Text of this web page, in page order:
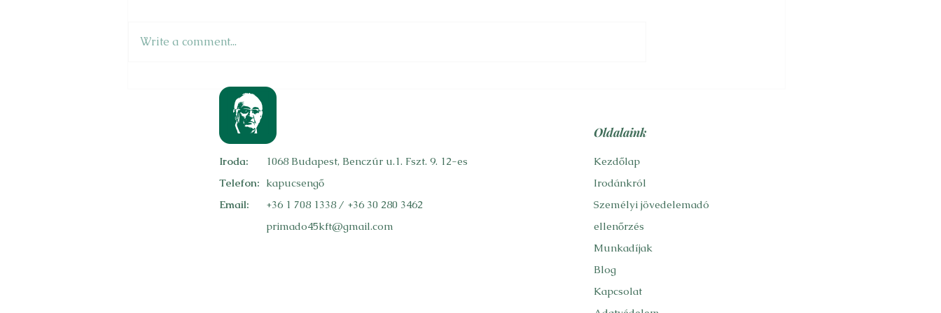
is túlterhelt belvárosi útjain,
Write a comment...
Iroda:
Telefon:
Email:
1068 Budapest, Benczúr u.1. Fszt. 9. 12-es
kapucsengő
+36 1 708 1338 / +36 30 280 3462
primado45kft@gmail.com
Oldalaink
Kezdőlap
Irodánkról
Személyi jövedelemadó
ellenőrzés
Munkadíjak
Blog
Kapcsolat